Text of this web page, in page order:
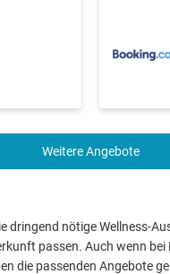
Weitere Angebote
dringend nötige Wellness-
passen. Auch wenn
die passenden Angebote